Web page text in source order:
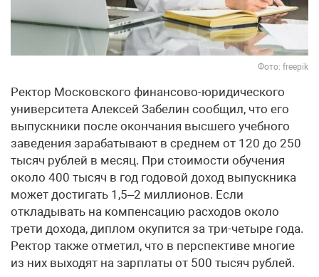
Фото: freepik
Ректор Московского финансово-юридического
университета Алексей Забелин сообщил, что его
выпускники после окончания высшего учебного
заведения зарабатывают в среднем от 120 до 250
тысяч рублей в месяц. При стоимости обучения
около 400 тысяч в год годовой доход выпускника
может достигать 1,5–2 миллионов. Если
откладывать на компенсацию расходов около
трети дохода, диплом окупится за три-четыре года.
Ректор также отметил, что в перспективе многие
из них выходят на зарплаты от 500 тысяч рублей.